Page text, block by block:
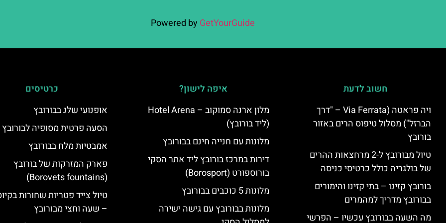
Powered by GetYourGuide
חשוב לדעת
ויה פראטה (Via Ferrata – "דרך
הברזל") מסלול טיפוס הרים באזור
בורובץ
טיול מבורובץ ל-2 מרחצאות ההרים
של בולגריה כולל כרטיסי כניסה
בורובץ קזינו – בתי קזינו והימורים
בבורובץ מדריך למהמרים
מה השעה בבורובץ עכשיו – הפרשי
איפה לישון?
מלון ארנה סמוקוב – Hotel Arena
(ליד בורובץ)
מלונות עם חנייה חינם בבורובץ
דירות במרכז בורובץ ליד אתר הסקי
בורוספורט (Borosport)
מלונות 5 כוכבים בבורובץ
מלונות בבורובץ עם גישה ישירה
כרטיסים
אופנועי שלג בבורובץ
הסעה פרטית מסופיה לבורובץ
אמבטיות מלח בבורובץ
פארק המזרקות של בורובץ
(Borovets fountains)
טיול צייד פטריות שחורות
– שעה וחצי מבורובץ